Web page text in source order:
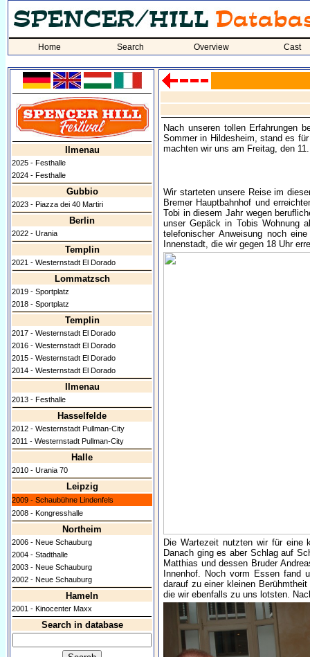
Home Search Overview Cast
Ilmenau
2025 - Festhalle
2024 - Festhalle
Gubbio
2023 - Piazza dei 40 Martiri
Berlin
2022 - Urania
Templin
2021 - Westernstadt El Dorado
Lommatzsch
2019 - Sportplatz
2018 - Sportplatz
Templin
2017 - Westernstadt El Dorado
2016 - Westernstadt El Dorado
2015 - Westernstadt El Dorado
2014 - Westernstadt El Dorado
Ilmenau
2013 - Festhalle
Hasselfelde
2012 - Westernstadt Pullman-City
2011 - Westernstadt Pullman-City
Halle
2010 - Urania 70
Leipzig
2009 - Schaubühne Lindenfels
2008 - Kongresshalle
Northeim
2006 - Neue Schauburg
2004 - Stadthalle
2003 - Neue Schauburg
2002 - Neue Schauburg
Hameln
2001 - Kinocenter Maxx
Search in database
Nach unseren tollen Erfahrungen
Sommer in Hildesheim, stand es
machten wir uns am Freitag, den
Wir starteten unsere Reise im
Bremer Hauptbahnhof und
Tobi in diesem Jahr wegen
unser Gepäck in Tobis Wohnung
telefonischer Anweisung noch
Innenstadt, die wir gegen 18 Uhr
Die Wartezeit nutzten wir für eine
Danach ging es aber Schlag auf
Matthias und dessen Bruder
Innenhof. Noch vorm Essen fand
darauf zu einer kleinen
die wir ebenfalls zu uns lotsten.